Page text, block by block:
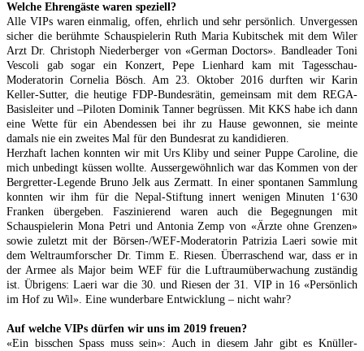
Welche Ehrengäste waren speziell?
Alle VIPs waren einmalig, offen, ehrlich und sehr persönlich. Unvergessen
sicher die berühmte Schauspielerin Ruth Maria Kubitschek mit dem Wiler
Arzt Dr. Christoph Niederberger von «German Doctors». Bandleader Toni
Vescoli gab sogar ein Konzert, Pepe Lienhard kam mit Tagesschau-
Moderatorin Cornelia Bösch. Am 23. Oktober 2016 durften wir Karin
Keller-Sutter, die heutige FDP-Bundesrätin, gemeinsam mit dem REGA-
Basisleiter und –Piloten Dominik Tanner begrüssen. Mit KKS habe ich dann
eine Wette für ein Abendessen bei ihr zu Hause gewonnen, sie meinte
damals nie ein zweites Mal für den Bundesrat zu kandidieren.
Herzhaft lachen konnten wir mit Urs Kliby und seiner Puppe Caroline, die
mich unbedingt küssen wollte. Aussergewöhnlich war das Kommen von der
Bergretter-Legende Bruno Jelk aus Zermatt. In einer spontanen Sammlung
konnten wir ihm für die Nepal-Stiftung innert wenigen Minuten 1‘630
Franken übergeben. Faszinierend waren auch die Begegnungen mit
Schauspielerin Mona Petri und Antonia Zemp von «Ärzte ohne Grenzen»
sowie zuletzt mit der Börsen-/WEF-Moderatorin Patrizia Laeri sowie mit
dem Weltraumforscher Dr. Timm E. Riesen. Überraschend war, dass er in
der Armee als Major beim WEF für die Luftraumüberwachung zuständig
ist. Übrigens: Laeri war die 30. und Riesen der 31. VIP in 16 «Persönlich
im Hof zu Wil». Eine wunderbare Entwicklung – nicht wahr?
Auf welche VIPs dürfen wir uns im 2019 freuen?
«Ein bisschen Spass muss sein»: Auch in diesem Jahr gibt es Knüller-